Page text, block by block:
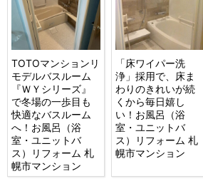
TOTOマンションリ
モデルバスルーム
『ＷＹシリーズ』
で冬場の一歩目も
快適なバスルーム
へ！お風呂（浴
室・ユニットバ
ス）リフォーム 札
幌市マンション
「床ワイパー洗
浄」採用で、床ま
わりのきれいが続
くから毎日嬉し
い！お風呂（浴
室・ユニットバ
ス）リフォーム 札
幌市マンション